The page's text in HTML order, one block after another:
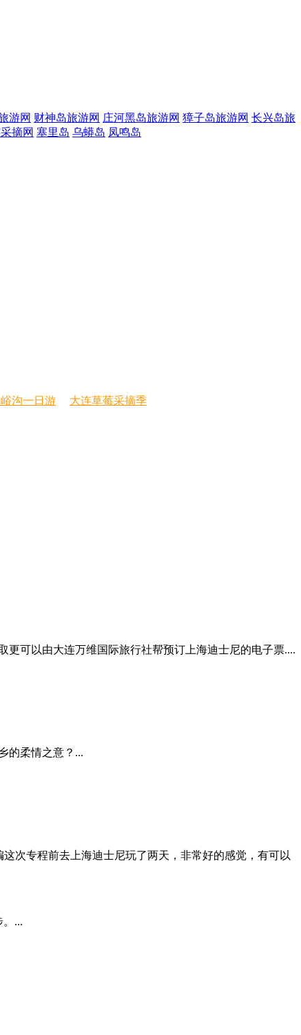
游网 财神岛旅游网 庄河黑岛旅游网 獐子岛旅游网 长兴岛旅
摘网 塞里岛 乌蟒岛 凤鸣岛
沟一日游
大连草莓采摘季
更可以由大连万维国际旅行社帮预订上海迪士尼的电子票....
的柔情之意？...
次专程前去上海迪士尼玩了两天，非常好的感觉，有可以
...